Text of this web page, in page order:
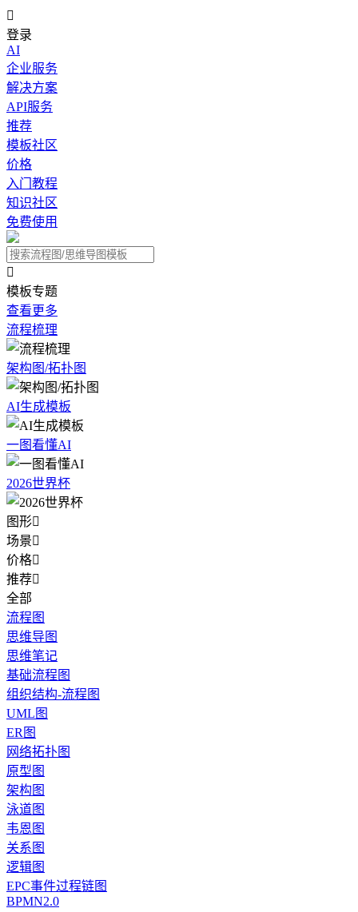

登录
AI
企业服务
解决方案
API服务
推荐
模板社区
价格
入门教程
知识社区
免费使用

模板专题
查看更多
流程梳理
架构图/拓扑图
AI生成模板
一图看懂AI
2026世界杯
图形
场景
价格
推荐
全部
流程图
思维导图
思维笔记
基础流程图
组织结构-流程图
UML图
ER图
网络拓扑图
原型图
架构图
泳道图
韦恩图
关系图
逻辑图
EPC事件过程链图
BPMN2.0